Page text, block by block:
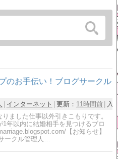
のお手伝い！ブログサークル
インターネット 更新： 11時間前
入
ました仕事以外引きこもりです。
年以内に結婚相手を見つけるブロ
【お知らせ】
ークル管理人…